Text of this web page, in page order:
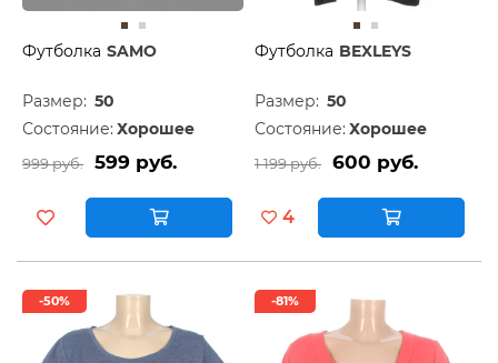
Футболка SAMO
Размер: 50
Состояние: Хорошее
999 руб. 599 руб.
Футболка BEXLEYS
Размер: 50
Состояние: Хорошее
1 199 руб. 600 руб.
4
-50% -81%